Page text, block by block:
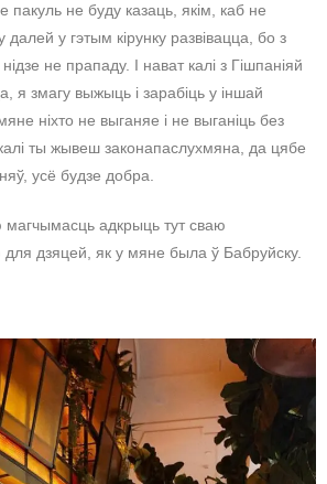
пакуль не буду казаць, якім, каб не
у гэтым кірунку развівацца, бо з
не прападу. І нават калі з Гішпаніяй
я змагу выжыць і зарабіць у іншай
ніхто не выганяе і не выганіць без
ты жывеш законапаслухмяна, да цябе
усё будзе добра.
адкрыць тут сваю
дзяцей, як у мяне была ў Бабруйску.